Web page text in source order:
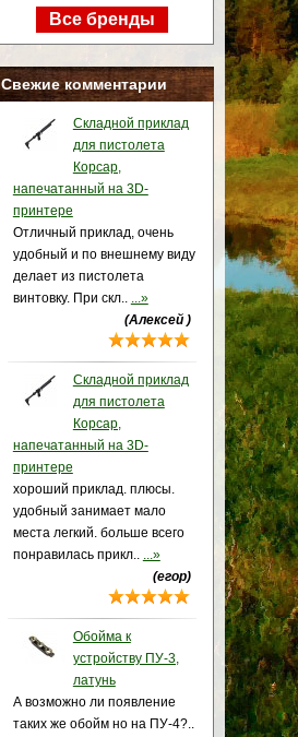
Все бренды
Свежие комментарии
Складной приклад
для пистолета
Корсар,
напечатанный на 3D-
принтере
Отличный приклад, очень
удобный и по внешнему виду
делает из пистолета
винтовку. При скл.. ...»
(Алексей )
Складной приклад
для пистолета
Корсар,
напечатанный на 3D-
принтере
хороший приклад. плюсы.
удобный занимает мало
места легкий. больше всего
понравилась прикл.. ...»
(егор)
Обойма к
устройству ПУ-3,
латунь
А возможно ли появление
таких же обойм но на ПУ-4?..